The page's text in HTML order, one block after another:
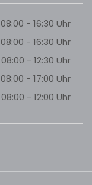
08:00 - 16:30 Uhr
08:00 - 16:30 Uhr
08:00 - 12:30 Uhr
08:00 - 17:00 Uhr
08:00 - 12:00 Uhr